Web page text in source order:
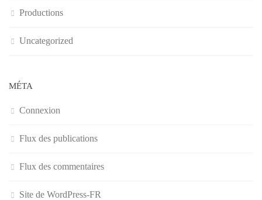
Productions
Uncategorized
MÉTA
Connexion
Flux des publications
Flux des commentaires
Site de WordPress-FR